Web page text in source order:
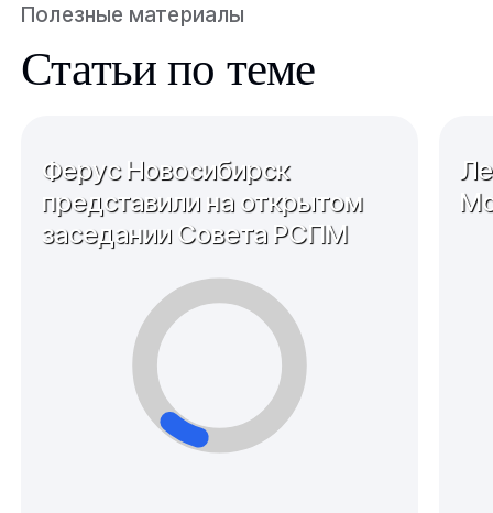
Полезные материалы
Статьи по теме
Ферус Новосибирск
представили на открытом
заседании Совета РСПМ